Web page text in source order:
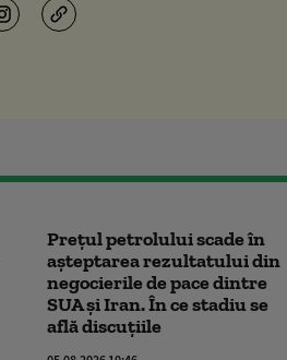
Prețul petrolului scade în
așteptarea rezultatului din
negocierile de pace dintre
SUA și Iran. În ce stadiu se
află discuțiile